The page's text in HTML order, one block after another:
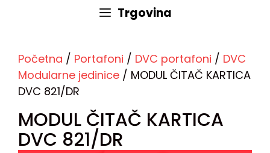
Trgovina
Početna / Portafoni / DVC portafoni / DVC
Modularne jedinice / MODUL ČITAČ KARTICA
DVC 821/DR
MODUL ČITAČ KARTICA
DVC 821/DR